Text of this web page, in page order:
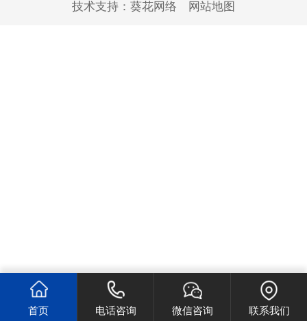
技术支持： 葵花网络 网站地图
首页 电话咨询 微信咨询 联系我们